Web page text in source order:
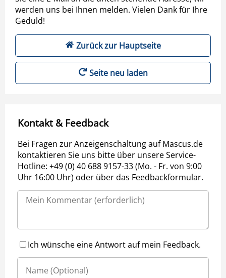
werden uns bei Ihnen melden. Vielen Dank für Ihre
Geduld!
Zurück zur Hauptseite
Seite neu laden
Kontakt & Feedback
Bei Fragen zur Anzeigenschaltung auf Mascus.de
kontaktieren Sie uns bitte über unsere Service-
Hotline: +49 (0) 40 688 9157-33 (Mo. - Fr. von 9:00
Uhr 16:00 Uhr) oder über das Feedbackformular.
Ich wünsche eine Antwort auf mein Feedback.